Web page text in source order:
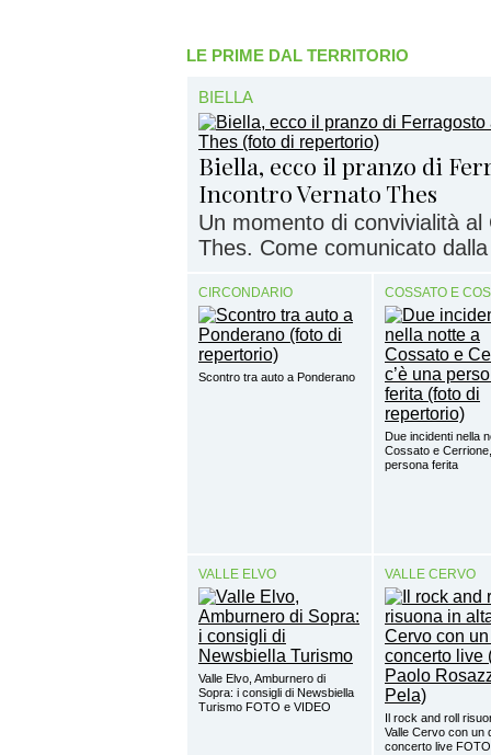
LE PRIME DAL TERRITORIO
BIELLA
Biella, ecco il pranzo di
Incontro Vernato Thes
Un momento di convivialità
Thes. Come comunicato
CIRCONDARIO
Scontro tra auto a Ponderano
COSSATO E
Due incidenti nella
Cossato e
persona ferita
VALLE ELVO
Valle Elvo, Amburnero di
Sopra: i consigli di Newsbiella
Turismo FOTO e VIDEO
VALLE CERVO
Il rock and roll
Valle Cervo con un
concerto live FOTO